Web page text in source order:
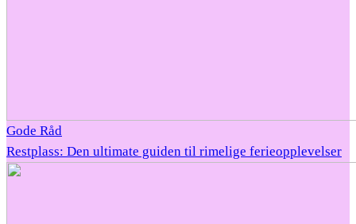
Gode Råd
Restplass: Den ultimate guiden til rimelige ferieopplevelser